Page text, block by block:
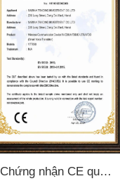
Chứng nhận CE quốc